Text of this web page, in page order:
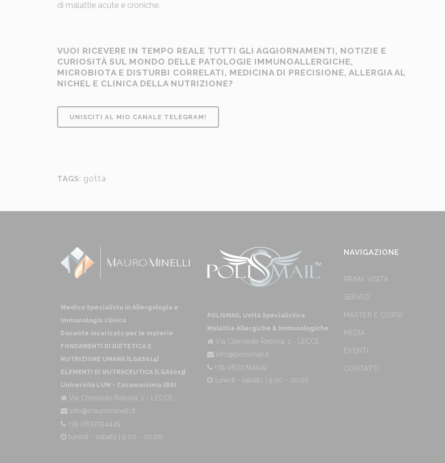
di malattie acute e croniche.
VUOI RICEVERE IN TEMPO REALE TUTTI GLI AGGIORNAMENTI, NOTIZIE E
CURIOSITÀ SUL MONDO DELLE PATOLOGIE IMMUNOALLERGICHE,
MICROBIOTA E DISTURBI CORRELATI, MEDICINA DI PRECISIONE, ALLERGIA AL
NICHEL E CLINICA DELLA NUTRIZIONE?
UNISCITI AL MIO CANALE TELEGRAM!
TAGS: gotta
Medico Specialista in Allergologia e
Immunologia clinica
Docente incaricato per le materie
FONDAMENTI DI DIETETICA E
NUTRIZIONE UMANA [LGAS014]
ELEMENTI DI NUTRACEUTICA [LGAS013]
Università LUM - Casamassima (BA)
Via Clemente Rebora, 1 - LECCE
info@maurominelli.it
+39 0832794449
lunedì - sabato | 9:00 - 20:00
POLISMAIL Unità Specialistica
Malattie Allergiche & Immunologiche
Via Clemente Rebora, 1 - LECCE
info@polismail.it
+39 0832794449
lunedì - sabato | 9:00 - 20:00
NAVIGAZIONE
PRIMA VISITA
SERVIZI
MASTER E CORSI
MEDIA
EVENTI
CONTATTI